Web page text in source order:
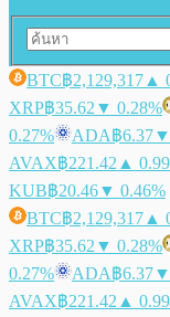
BTC฿2,129,317 ▲
XRP฿35.62 ▼ 0.28%
0.27%
ADA฿6.37▼
AVAX฿221.42 ▲
KUB฿20.46▼ 0.46%
BTC฿2,129,317 ▲
XRP฿35.62 ▼ 0.28%
0.27%
ADA฿6.37▼
AVAX฿221.42 ▲